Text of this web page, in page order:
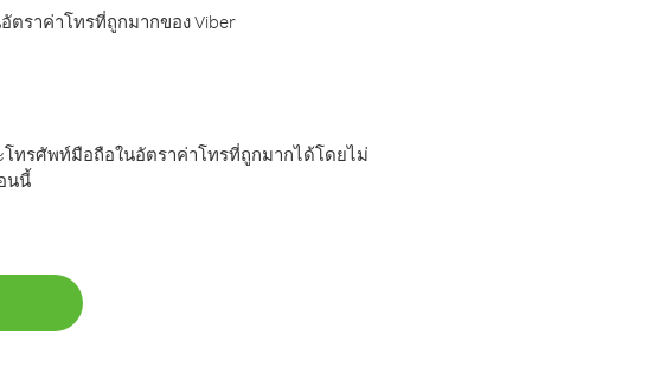
ตราค่าโทรที่ถูกมากของ Viber
ทรศัพท์มือถือในอัตราค่าโทรที่ถูกมากได้โดยไม่
นนี้